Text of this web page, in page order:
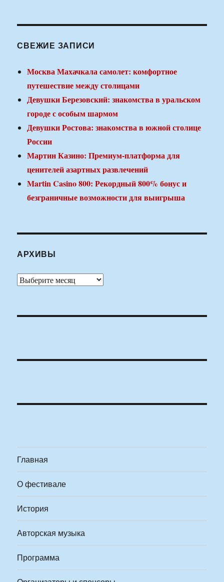
СВЕЖИЕ ЗАПИСИ
Москва Махачкала самолет: комфортное
путешествие между столицами
Девушки Березовский: знакомства в уральском
городе с особым шармом
Девушки Ростова: знакомства в южной столице
России
Мартин Казино: Премиум-платформа для
ценителей азартных развлечений
Martin Casino 800: Рекордный 800% бонус и
безграничные возможности для выигрыша
АРХИВЫ
Архивы
Главная
О фестивале
История
Авторская музыка
Программа